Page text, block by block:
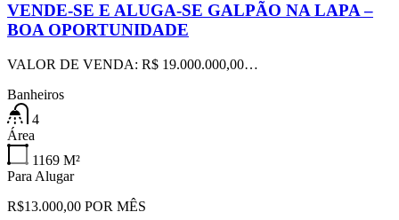
VENDE-SE E ALUGA-SE GALPÃO NA LAPA –
BOA OPORTUNIDADE
VALOR DE VENDA: R$ 19.000.000,00…
Banheiros
4
Área
1169 M²
Para Alugar
R$13.000,00 POR MÊS